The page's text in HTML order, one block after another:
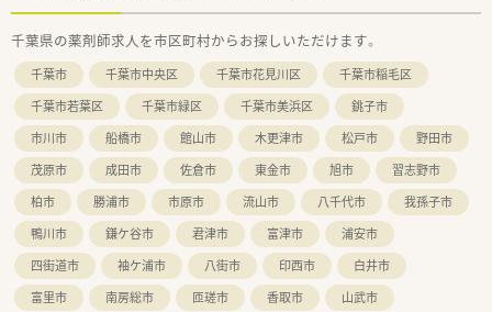
千葉県の薬剤師求人を市区町村からお探しいただけます。
千葉市 千葉市中央区 千葉市花見川区
千葉市稲毛区
千葉市若葉区
千葉市緑区 千葉市美浜区
銚子市
市川市
船橋市 館山市 木更津市 松戸市
野田市
茂原市
成田市 佐倉市 東金市 旭市
習志野市
柏市
勝浦市 市原市 流山市 八千代市
我孫子市
鴨川市
鎌ケ谷市 君津市 富津市
浦安市
四街道市
袖ケ浦市 八街市 印西市
白井市
富里市
南房総市 匝瑳市 香取市
山武市